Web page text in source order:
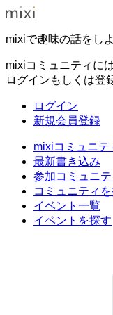
mixiで趣味の話をし
mixiコミュニティに
ログインもしくは登
ログイン
新規会員登録
mixiコミュニテ
最新書き込み
参加コミュニテ
コミュニティ
イベント一覧
イベントを探す